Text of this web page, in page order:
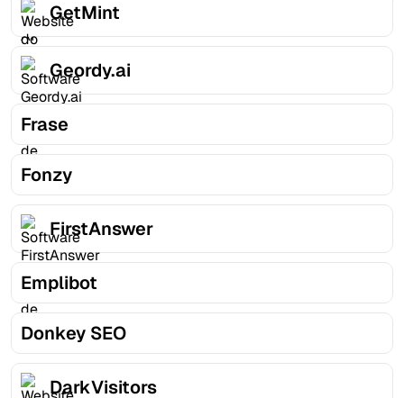
GetMint
Geordy.ai
Frase
Fonzy
FirstAnswer
Emplibot
Donkey SEO
DarkVisitors